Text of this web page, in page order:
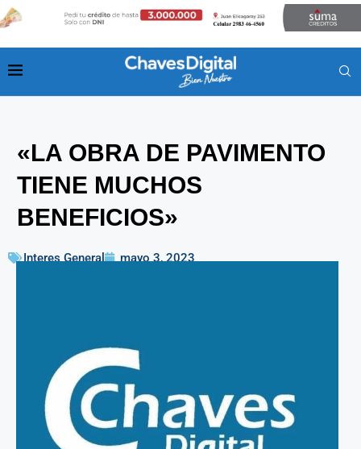
«LA OBRA DE PAVIMENTO
TIENE MUCHOS
BENEFICIOS»
Interes General mayo 3, 2023